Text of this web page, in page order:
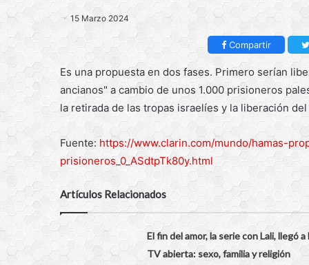
15 Marzo 2024
Compartir
Es una propuesta en dos fases. Primero serían
ancianos" a cambio de unos 1.000 prisioneros
la retirada de las tropas israelíes y la liberación
Fuente: https://www.clarin.com/mundo/hamas-
prisioneros_0_ASdtpTk80y.html
Artículos Relacionados
El fin del amor, la serie con Lali, llegó a
TV abierta: sexo, familia y religión